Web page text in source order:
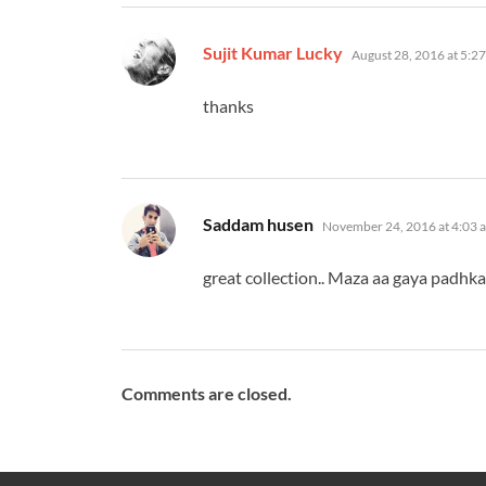
Sujit Kumar Lucky says:
August 28, 2016 at
thanks
Saddam husen says:
November 24, 2016 at 4:03
great collection.. Maza aa gaya
Comments are closed.